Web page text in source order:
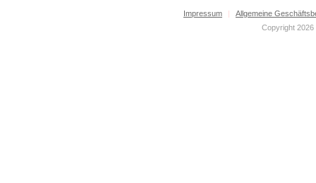
Impressum |
Allgemeine
Copyright 2026